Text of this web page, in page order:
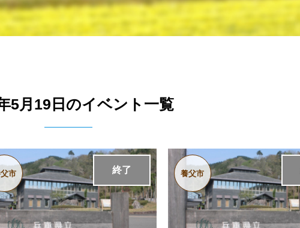
5月19日のイベント一覧
終了
市 養父市